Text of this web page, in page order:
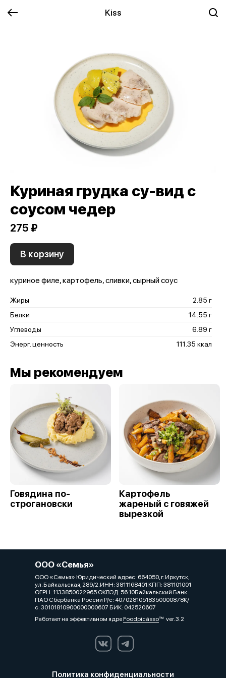
Kiss
Куриная грудка су-вид с
соусом чедер
275 ₽
В корзину
куриное филе, картофель, сливки, сырный соус
Жиры
2.85 г
Белки
14.55 г
Углеводы
6.89 г
Энерг. ценность
111.35 ккал
Мы рекомендуем
Говядина по-
строгановски
Картофель
жареный с говяжей
вырезкой
ООО «Семья»
ООО «Семья» Юридический адрес: 664050, г. Иркутск,
ул. Байкальская, 289/2.ИНН: 3811168401 КПП: 381101001
ОГРН: 1133850022965 ОКВЭД: 56.10Байкальский Банк
ПАО Сбербанка России Р/с: 40702810518350000878К/
с: 30101810900000000607 БИК: 042520607
Работает на эффективном ядреFoodpicássover. 3.2
Политика конфиденциальности